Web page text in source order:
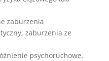
zaburzenia
zaburzenia ze
psychoruchowe,